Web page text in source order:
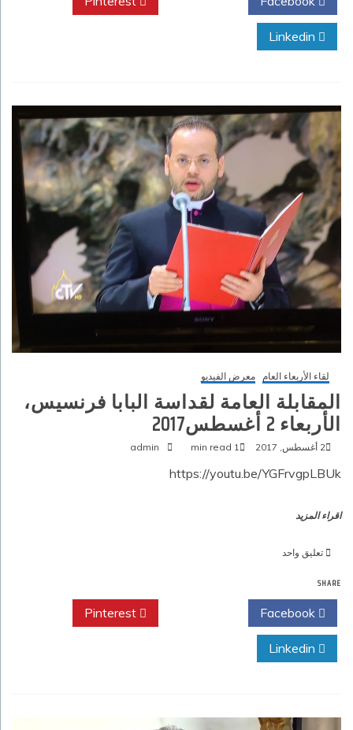
لقاء الأربعاء العام معرض الفيديو
المقابلة العامة لقداسة البابا فرنسيس،
الأربعاء 2 أغسطس2017‏
2 أغسطس, 2017 1 min read
admin
https://youtu.be/YGFrvgpLBUk
اقراء المزيد
تعليق واحد
لقداسة
البابا
فرنسيس،
الأربعاء
2
SHARE